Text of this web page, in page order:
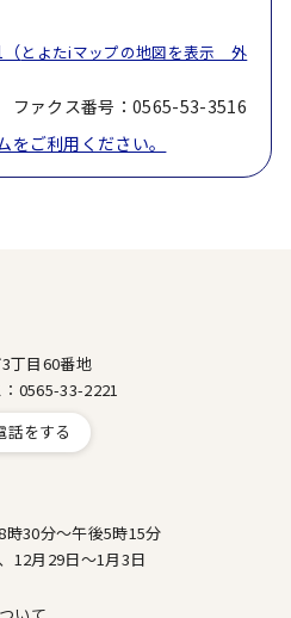
とよたiマップの地図を表示 外
ァクス番号：0565-53-3516
をご利用ください。
丁目60番地
0565-33-2221
話をする
30分～午後5時15分
12月29日～1月3日